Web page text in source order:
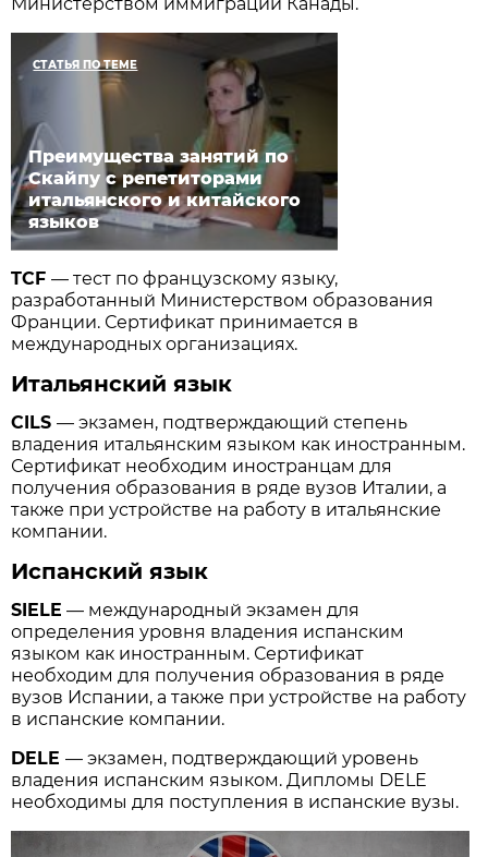
СТАТЬЯ ПО ТЕМЕ
Преимущества занятий по
Скайпу с репетиторами
итальянского и китайского
языков
TCF— тест по французскому языку,
разработанный Министерством образования
Франции. Сертификат принимается в
международных организациях.
Итальянский язык
CILS— экзамен, подтверждающий степень
владения итальянским языком как иностранным.
Сертификат необходим иностранцам для
получения образования в ряде вузов Италии, а
также при устройстве на работу в итальянские
компании.
Испанский язык
SIELE — международный экзамен для
определения уровня владения испанским
языком как иностранным. Сертификат
необходим для получения образования в ряде
вузов Испании, а также при устройстве на работу
в испанские компании.
DELE— экзамен, подтверждающий уровень
владения испанским языком. Дипломы DELE
необходимы для поступления в испанские вузы.